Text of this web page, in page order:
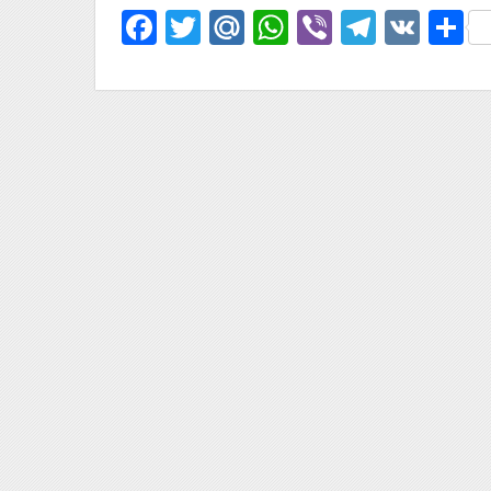
Facebook
TwitterMail.Ru
WhatsApp
Viber VK